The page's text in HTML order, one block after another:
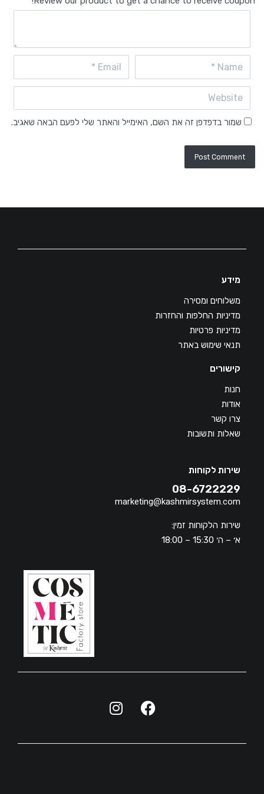
שמור בדפדפן זה את השם, האימייל והאתר שלי לפעם הבאה שאגיב.
מידע
משלוחים ומסירה
מדיניות החלפות והחזרות
מדיניות פרטיות
תנאי שימוש באתר
קישורים
חנות
אודות
צרו קשר
שאלות ותשובות
שירות לקוחות
08-6722229
marketing@kashmirsystem.com
שירות הלקוחות זמין:
א׳ – ה׳ 15:30 – 18:00